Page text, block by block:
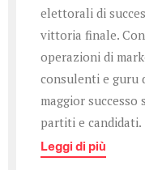
elettorali di
vittoria finale.
operazioni di
consulenti e guru
maggior
partiti e candidati.
Leggi di più